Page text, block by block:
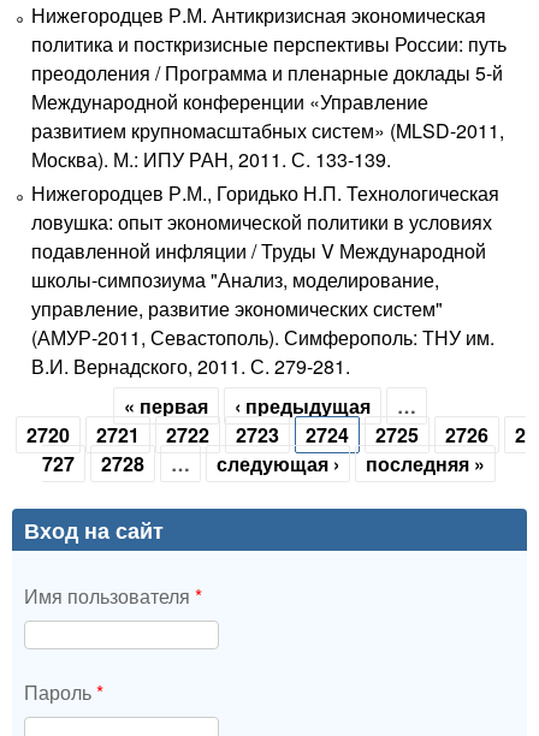
Нижегородцев Р.М. Антикризисная экономическая
политика и посткризисные перспективы России: путь
преодоления / Программа и пленарные доклады 5-й
Международной конференции «Управление
развитием крупномасштабных систем» (MLSD-2011,
Москва). М.: ИПУ РАН, 2011. С. 133-139.
Нижегородцев Р.М., Горидько Н.П. Технологическая
ловушка: опыт экономической политики в условиях
подавленной инфляции / Труды V Международной
школы-симпозиума "Анализ, моделирование,
управление, развитие экономических систем"
(АМУР-2011, Севастополь). Симферополь: ТНУ им.
В.И. Вернадского, 2011. С. 279-281.
Страницы
« первая ‹ предыдущая
…
2720
2721 2722 2723 2724 2725 2726
2
727
2728 … следующая › последняя »
Вход на сайт
Имя пользователя *
Пароль*